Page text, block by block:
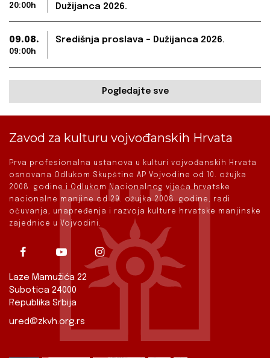
20:00h
Dužijanca 2026.
09.08.
09:00h
Središnja proslava – Dužijanca 2026.
Pogledajte sve
Zavod za kulturu vojvođanskih Hrvata
Prva profesionalna ustanova u kulturi vojvođanskih Hrvata
osnovana Odlukom Skupštine AP Vojvodine od 10. ožujka
2008. godine i Odlukom Nacionalnog vijeća hrvatske
nacionalne manjine od 29. ožujka 2008. godine, radi
očuvanja, unapređenja i razvoja kulture hrvatske manjinske
zajednice u Vojvodini.
Laze Mamužića 22
Subotica 24000
Republika Srbija
ured@zkvh.org.rs